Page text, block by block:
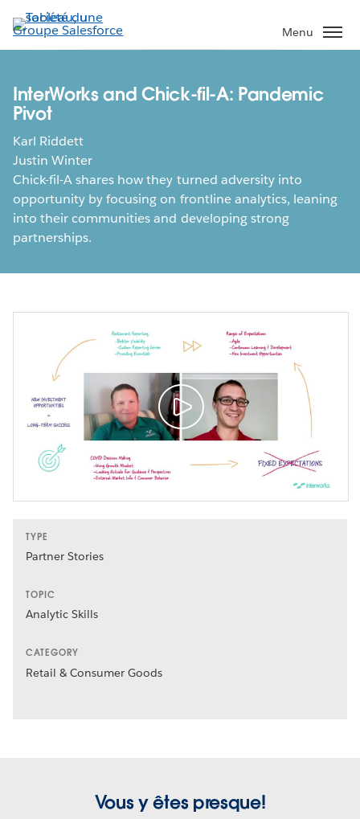
Aller
au
contenu
Menu
InterWorks and Chick-fil-A: Pandemic
Pivot
Karl Riddett
Justin Winter
Chick-fil-A shares how they turned adversity into
opportunity by focusing on frontline analytics, leaning
into their communities and developing strong
partnerships.
TYPE
Partner Stories
TOPIC
Analytic Skills
CATEGORY
Retail & Consumer Goods
Vous y êtes presque!